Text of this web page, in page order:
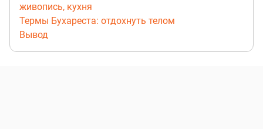
живопись, кухня
Термы Бухареста: отдохнуть телом
Вывод